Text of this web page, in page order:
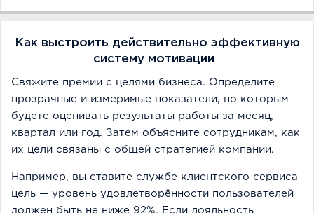
Как выстроить действительно эффективную
систему мотивации
Свяжите премии с целями бизнеса. Определите
прозрачные и измеримые показатели, по которым
будете оценивать результаты работы за месяц,
квартал или год. Затем объясните сотрудникам, как
их цели связаны с общей стратегией компании.
Например, вы ставите службе клиентского сервиса
цель — уровень удовлетворённости пользователей
должен быть не ниже 92%. Если лояльность